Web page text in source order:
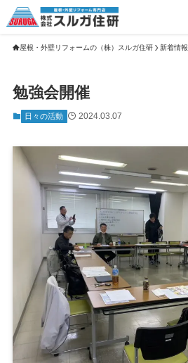
屋根・外壁リフォームの（株）スルガ住研 新着情報
勉強会開催
日々の活動 2024.03.07